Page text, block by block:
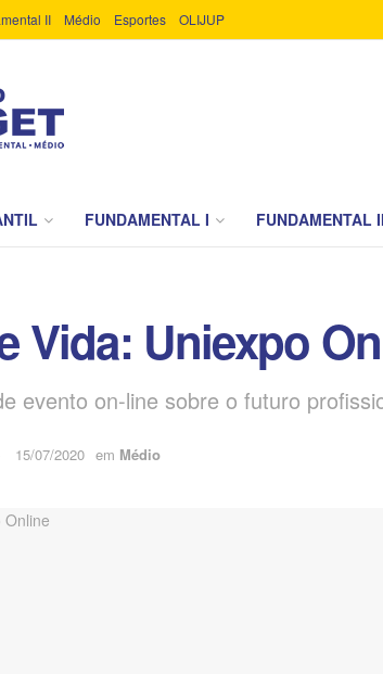
II Médio Esportes OLIJUP
FUNDAMENTAL I FUNDAMENTAL II
Vida: Uniexpo
evento on-line sobre o futuro
15/07/2020 em Médio